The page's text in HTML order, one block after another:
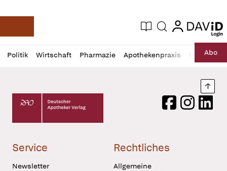
Deutsche Apotheker Zeitung
Aktuelle Ausgabe
Suche login
login
Politik Wirtschaft Pharmazie Apothekenpraxis RechtAbo
Profil
öffnen
Daz
Pur
Deutscher Apotheker Verlag Logo
FacebookInstagram
Service
Newsletter
Rechtliches
Allgemeine